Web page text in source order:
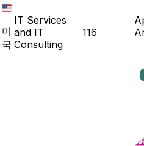
미
국
IT Services
and IT
Consulting
116